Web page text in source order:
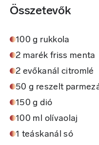
Összetevők
100 g rukkola
2 marék friss menta
2 evőkanál citromlé
50 g reszelt
150 g dió
100 ml olívaolaj
1 teáskanál só